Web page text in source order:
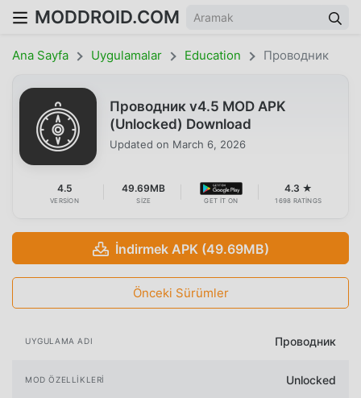
MODDROID.COM
Ana Sayfa Uygulamalar Education Проводник
Проводник v4.5 MOD APK
(Unlocked) Download
Updated on March 6, 2026
4.5
VERSION
49.69MB
SIZE GET IT ON
4.3 ★
1698 RATINGS
İndirmek APK (49.69MB)
Önceki Sürümler
UYGULAMA ADI Проводник
MOD ÖZELLIKLERI Unlocked